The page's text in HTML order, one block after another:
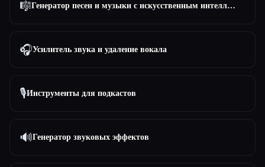
🎼 Генератор песен и музыки с искусственным интеллектом
🎧Усилитель звука и удаление вокала
🎙️Инструменты для подкастов
🔊Генератор звуковых эффектов